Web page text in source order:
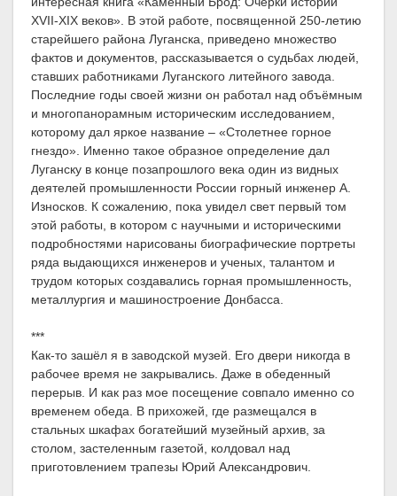
ХVII-XIX веков». В этой работе, посвященной 250-летию
старейшего района Луганска, приведено множество
фактов и документов, рассказывается о судьбах людей,
ставших работниками Луганского литейного завода.
Последние годы своей жизни он работал над объёмным
и многопанорамным историческим исследованием,
которому дал яркое название – «Столетнее горное
гнездо». Именно такое образное определение дал
Луганску в конце позапрошлого века один из видных
деятелей промышленности России горный инженер А.
Износков. К сожалению, пока увидел свет первый том
этой работы, в котором с научными и историческими
подробностями нарисованы биографические портреты
ряда выдающихся инженеров и ученых, талантом и
трудом которых создавались горная промышленность,
металлургия и машиностроение Донбасса.
***
Как-то зашёл я в заводской музей. Его двери никогда в
рабочее время не закрывались. Даже в обеденный
перерыв. И как раз мое посещение совпало именно со
временем обеда. В прихожей, где размещался в
стальных шкафах богатейший музейный архив, за
столом, застеленным газетой, колдовал над
приготовлением трапезы Юрий Александрович.